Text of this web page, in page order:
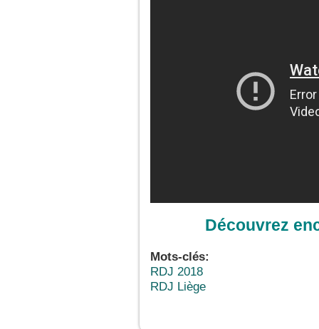
Découvrez
Mots-clés:
RDJ 2018
RDJ Liège